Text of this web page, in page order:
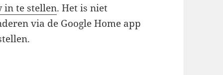
in te stellen. Het is niet
via de Google Home app